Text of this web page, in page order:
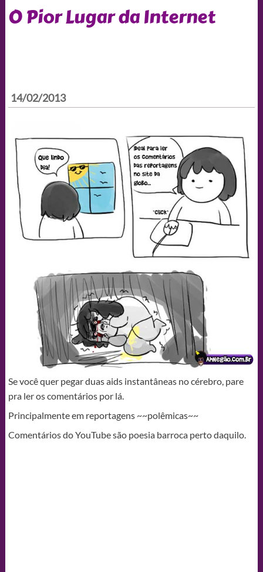
O Pior Lugar da Internet
14/02/2013
Se você quer pegar duas aids instantâneas no cérebro, pare
pra ler os comentários por lá.
Principalmente em reportagens ~~polêmicas~~
Comentários do YouTube são poesia barroca perto daquilo.